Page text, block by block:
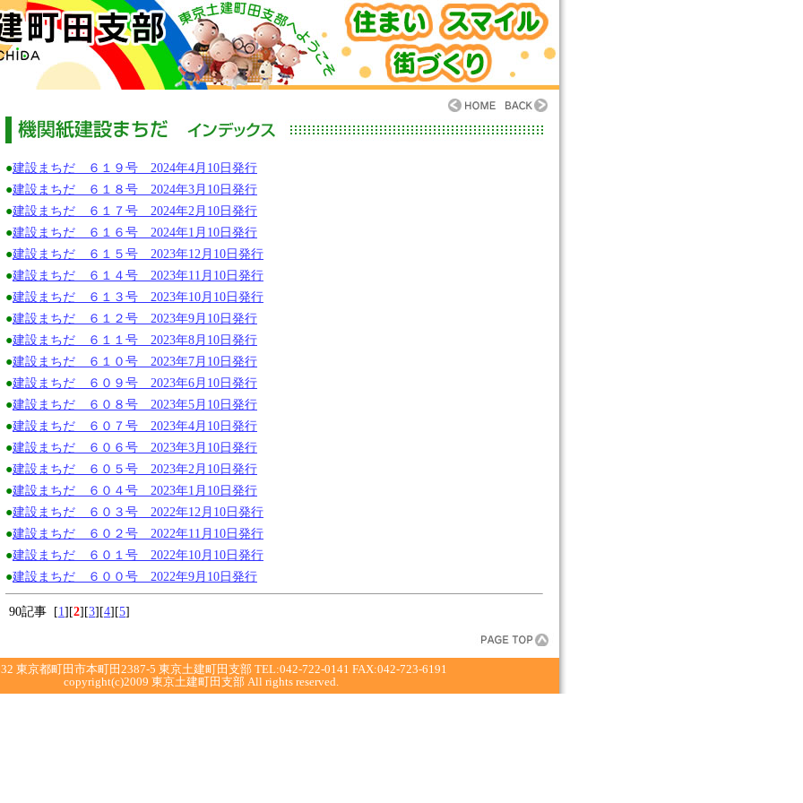
●建設まちだ ６１９号 2024年4月10日発行
●建設まちだ ６１８号 2024年3月10日発行
●建設まちだ ６１７号 2024年2月10日発行
●建設まちだ ６１６号 2024年1月10日発行
●建設まちだ ６１５号 2023年12月10日発行
●建設まちだ ６１４号 2023年11月10日発行
●建設まちだ ６１３号 2023年10月10日発行
●建設まちだ ６１２号 2023年9月10日発行
●建設まちだ ６１１号 2023年8月10日発行
●建設まちだ ６１０号 2023年7月10日発行
●建設まちだ ６０９号 2023年6月10日発行
●建設まちだ ６０８号 2023年5月10日発行
●建設まちだ ６０７号 2023年4月10日発行
●建設まちだ ６０６号 2023年3月10日発行
●建設まちだ ６０５号 2023年2月10日発行
●建設まちだ ６０４号 2023年1月10日発行
●建設まちだ ６０３号 2022年12月10日発行
●建設まちだ ６０２号 2022年11月10日発行
●建設まちだ ６０１号 2022年10月10日発行
●建設まちだ ６００号 2022年9月10日発行
90記事 [1][2][3][4][5]
東京都町田市本町田2387-5 東京土建町田支部 TEL:042-722-0141 FAX:042-723-6191
copyright(c)2009 東京土建町田支部 All rights reserved.